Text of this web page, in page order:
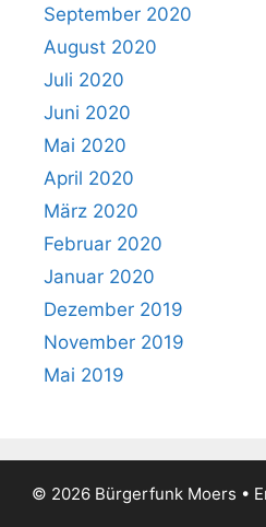
September 2020
August 2020
Juli 2020
Juni 2020
Mai 2020
April 2020
März 2020
Februar 2020
Januar 2020
Dezember 2019
November 2019
Mai 2019
© 2026 Bürgerfunk Moers •